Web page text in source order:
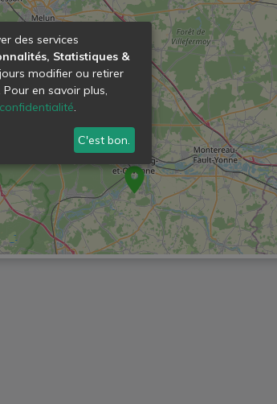
des services
Statistiques &
modifier ou retirer
en savoir plus,
.
C'est bon.